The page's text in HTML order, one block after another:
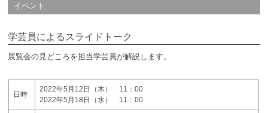
イベント
学芸員によるスライドトーク
展覧会の見どころを担当学芸員が解説します。
日時
2022年5月12日（木） 11：00
2022年5月18日（水） 11：00